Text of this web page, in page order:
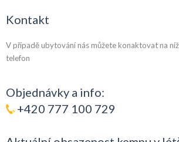
Kontakt
V případě ubytování nás můžete konaktovat na
telefon
Objednávky a info:
+420 777 100 729